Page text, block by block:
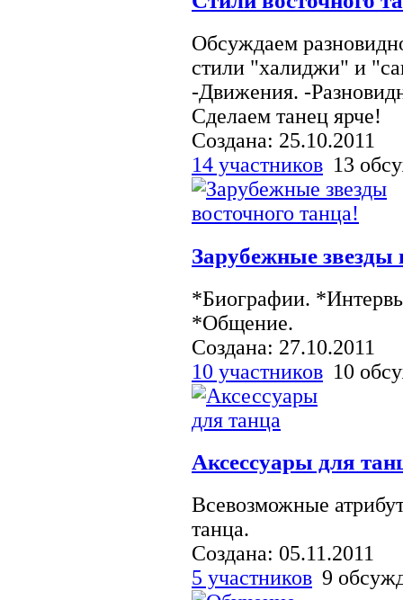
Обсуждаем
стили "халиджи" и
-Движения. -
Сделаем танец ярче!
Создана: 25.10.2011
14 участников 13
Зарубежные звезды
*Биографии.
*Общение.
Создана: 27.10.2011
10 участников 10
Аксессуары для
Всевозможные
танца.
Создана: 05.11.2011
5 участников 9